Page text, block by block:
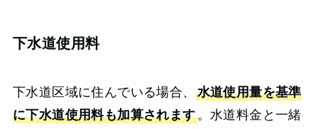
下水道使用料
下水道区域に住んでいる場合、 水道使用量を基準
に下水道使用料も加算されます。水道料金と一緒